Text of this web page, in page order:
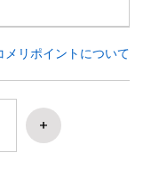
メリポイントについて